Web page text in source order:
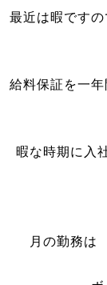
最近は暇です
給料保証を一
暇な時期に入
月の勤務